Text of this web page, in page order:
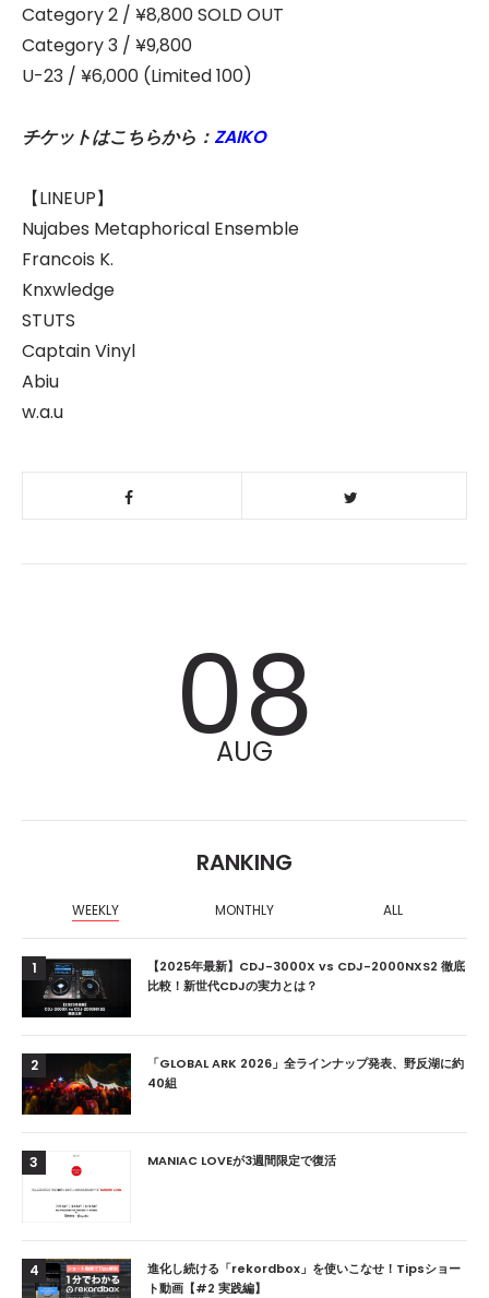
Category 2 / ¥8,800 SOLD OUT
Category 3 / ¥9,800
U-23 / ¥6,000 (Limited 100)
チケットはこちらから： ZAIKO
【LINEUP】
Nujabes Metaphorical Ensemble
Francois K.
Knxwledge
STUTS
Captain Vinyl
Abiu
w.a.u
08
AUG
RANKING
WEEKLY MONTHLY ALL
1
【2025年最新】CDJ-3000X vs CDJ-2000NXS2 徹底
比較！新世代CDJの実力とは？
2
「GLOBAL ARK 2026」全ラインナップ発表、野反湖に約
40組
3 MANIAC LOVEが3週間限定で復活
4
進化し続ける「rekordbox」を使いこなせ！Tipsショー
ト動画【#2 実践編】